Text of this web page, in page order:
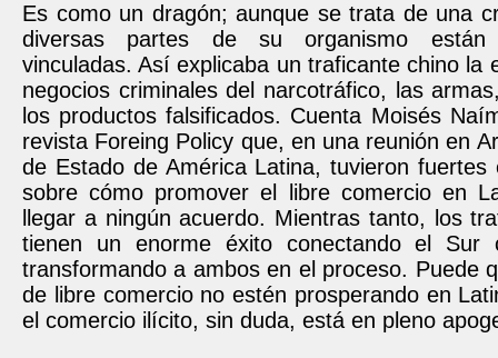
Es como un dragón; aunque se trata de una
diversas partes de su organismo están
vinculadas. Así explicaba un traficante chino la
negocios criminales del narcotráfico, las
los productos falsificados. Cuenta Moisés
revista Foreing Policy que, en una reunión en
de Estado de América Latina, tuvieron fuertes
sobre cómo promover el libre comercio en
llegar a ningún acuerdo. Mientras tanto, los
tienen un enorme éxito conectando el
transformando a ambos en el proceso. Puede
de libre comercio no estén prosperando en
el comercio ilícito, sin duda, está en pleno